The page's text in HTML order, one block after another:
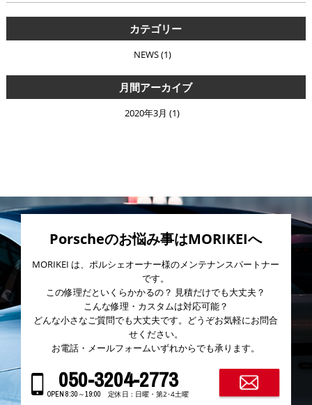
カテゴリー
NEWS (1)
月間アーカイブ
2020年3月 (1)
Porscheのお悩み事はMORIKEIへ
MORIKEI は、ポルシェオーナー様のメンテナンスパートナー
です。
この修理だといくらかかるの？ 見積だけでも大丈夫？
こんな修理・カスタムは対応可能？
どんな小さなご質問でも大丈夫です。どうぞお気軽にお問合
せください。
お電話・メールフォームいずれからでも承ります。
050-3204-2773
OPEN 8:30～19:00 定休日 : 日曜・第2･4土曜